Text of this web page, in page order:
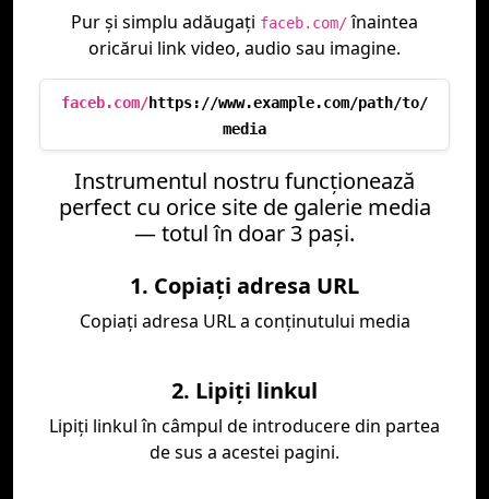
Pur și simplu adăugați faceb.com/înaintea
oricărui link video, audio sau imagine.
faceb.com/https://www.example.com/path/to/
media
Instrumentul nostru funcționează
perfect cu orice site de galerie media
— totul în doar 3 pași.
1. Copiați adresa URL
Copiați adresa URL a conținutului media
2. Lipiți linkul
Lipiți linkul în câmpul de introducere din partea
de sus a acestei pagini.